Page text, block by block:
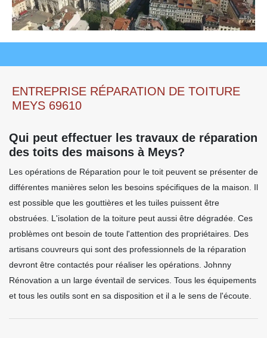
ENTREPRISE RÉPARATION DE TOITURE
MEYS 69610
Qui peut effectuer les travaux de réparation
des toits des maisons à Meys?
Les opérations de Réparation pour le toit peuvent se présenter de
différentes manières selon les besoins spécifiques de la maison. Il
est possible que les gouttières et les tuiles puissent être
obstruées. L'isolation de la toiture peut aussi être dégradée. Ces
problèmes ont besoin de toute l'attention des propriétaires. Des
artisans couvreurs qui sont des professionnels de la réparation
devront être contactés pour réaliser les opérations. Johnny
Rénovation a un large éventail de services. Tous les équipements
et tous les outils sont en sa disposition et il a le sens de l'écoute.